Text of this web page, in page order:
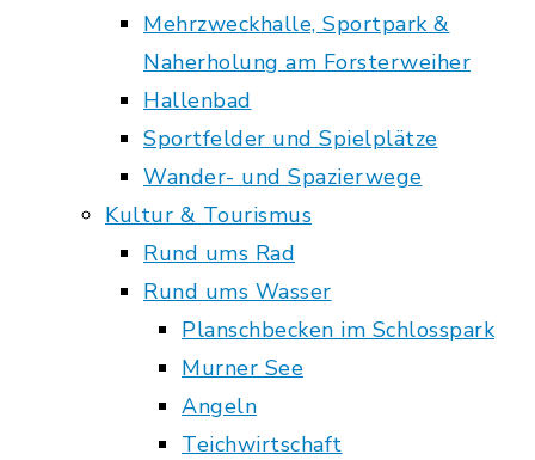
Mehrzweckhalle, Sportpark &
Naherholung am Forsterweiher
Hallenbad
Sportfelder und Spielplätze
Wander- und Spazierwege
Kultur & Tourismus
Rund ums Rad
Rund ums Wasser
Planschbecken im Schlosspark
Murner See
Angeln
Teichwirtschaft